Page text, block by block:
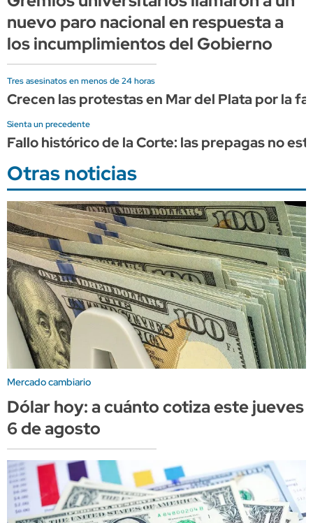
nuevo paro nacional en respuesta a
los incumplimientos del Gobierno
Tres asesinatos en menos de 24 horas
Crecen las protestas en Mar del Plata por la
Sienta un precedente
Fallo histórico de la Corte: las prepagas no
Otras noticias
Mercado cambiario
Dólar hoy: a cuánto cotiza este jueves
6 de agosto